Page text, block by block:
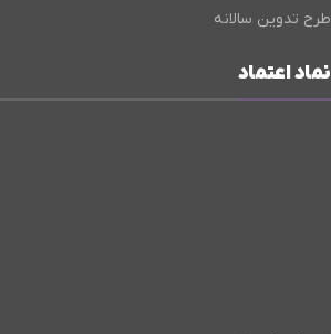
طرح تدوین سالانه
نماد اعتماد